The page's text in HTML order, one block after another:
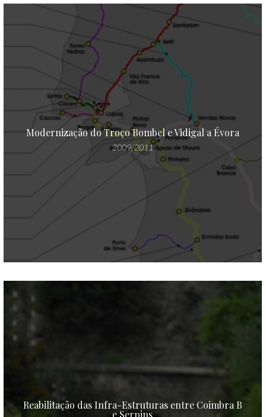
Modernização do Troço Bombel e Vidigal a Évora
2009/2011
Reabilitação das Infra-Estruturas entre Coimbra B
e Serpins